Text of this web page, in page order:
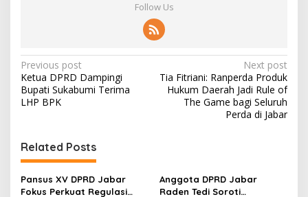
Follow Us
P
o
s
n
a
v
Previous post
Ketua DPRD Dampingi
Bupati Sukabumi Terima
LHP BPK
Next post
Tia Fitriani: Ranperda Produk
Hukum Daerah Jadi Rule of
The Game bagi Seluruh
Perda di Jabar
Related Posts
Pansus XV DPRD Jabar
Fokus Perkuat Regulasi
Anggota DPRD Jabar
Raden Tedi Soroti